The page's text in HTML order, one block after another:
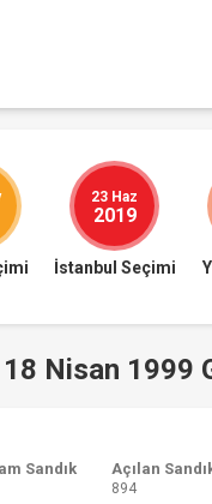
23 Haz
2019
İstanbul Seçimi
Nisan 1999
Sandık Açılan
894